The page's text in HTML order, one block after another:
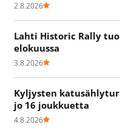
2.8.2026
Lahti Historic Rally
elokuussa
3.8.2026
Kyljysten
jo 16 joukkuetta
4.8.2026